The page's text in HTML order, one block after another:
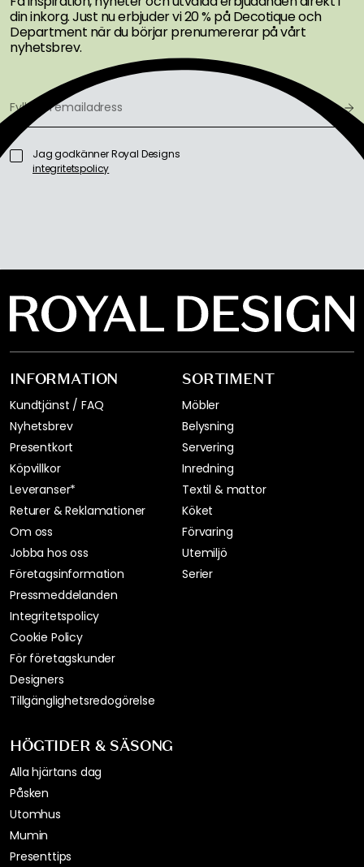
din inkorg. Just nu erbjuder vi 20 % på Decotique och
Department när du börjar prenumererar på vårt
nyhetsbrev.
Jag godkänner Royal Designs
integritetspolicy
INFORMATION
Kundtjänst / FAQ
Nyhetsbrev
Presentkort
Köpvillkor
Leveranser*
Returer & Reklamationer
Om oss
Jobba hos oss
Företagsinformation
Pressmeddelanden
Integritetspolicy
Cookie Policy
För företagskunder
Designers
Tillgänglighetsredogörelse
SORTIMENT
Möbler
Belysning
Servering
Inredning
Textil & mattor
Köket
Förvaring
Utemiljö
Serier
HÖGTIDER & SÄSONG
Alla hjärtans dag
Påsken
Utomhus
Mumin
Presenttips